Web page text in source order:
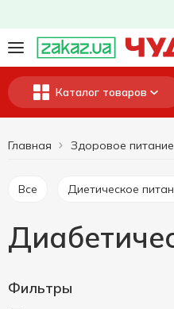
Каталог товаров
Главная
Все Диетическое
Фильтры